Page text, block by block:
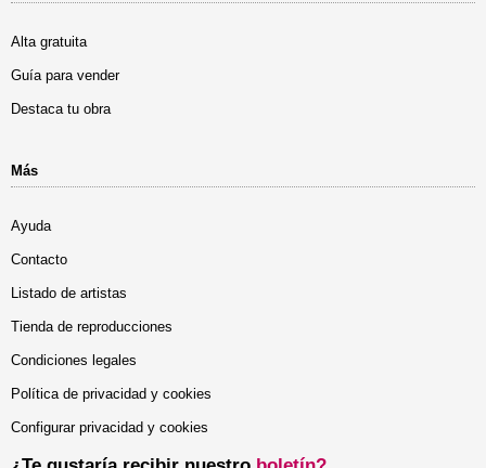
Alta gratuita
Guía para vender
Destaca tu obra
Más
Ayuda
Contacto
Listado de artistas
Tienda de reproducciones
Condiciones legales
Política de privacidad y cookies
Configurar privacidad y cookies